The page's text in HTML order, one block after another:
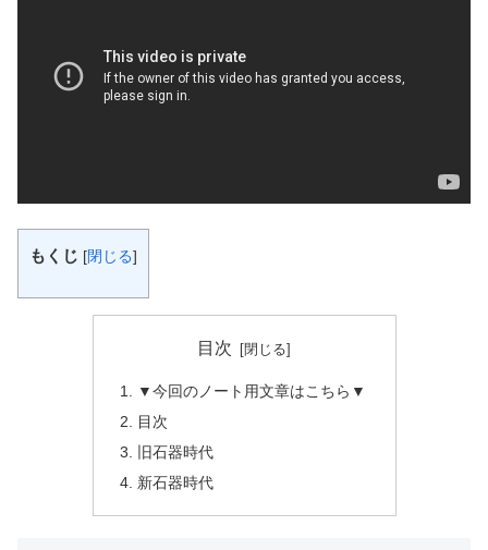
もくじ [閉じる]
目次
▼今回のノート用文章はこちら▼
目次
旧石器時代
新石器時代